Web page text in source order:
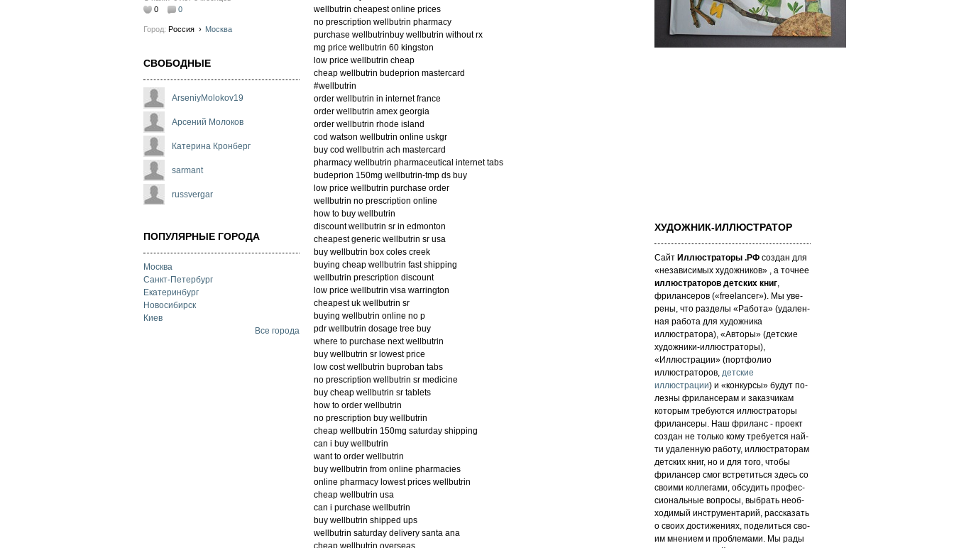
0
0
Город: Россия › Москва
СВОБОДНЫЕ
ArseniyMolokov19
Арсений Молоков
Катерина Кронберг
sarmant
russvergar
ПОПУЛЯРНЫЕ ГОРОДА
Москва
Санкт-Петербург
Екатеринбург
Новосибирск
Киев
Все города
wellbutrin cheapest online prices
no prescription wellbutrin pharmacy
purchase wellbutrinbuy wellbutrin without rx
mg price wellbutrin 60 kingston
low price wellbutrin cheap
cheap wellbutrin budeprion mastercard
#wellbutrin
order wellbutrin in internet france
order wellbutrin amex georgia
order wellbutrin rhode island
cod watson wellbutrin online uskgr
buy cod wellbutrin ach mastercard
pharmacy wellbutrin pharmaceutical internet tabs
budeprion 150mg wellbutrin-tmp ds buy
low price wellbutrin purchase order
wellbutrin no prescription online
how to buy wellbutrin
discount wellbutrin sr in edmonton
cheapest generic wellbutrin sr usa
buy wellbutrin box coles creek
buying cheap wellbutrin fast shipping
wellbutrin prescription discount
low price wellbutrin visa warrington
cheapest uk wellbutrin sr
buying wellbutrin online no p
pdr wellbutrin dosage tree buy
where to purchase next wellbutrin
buy wellbutrin sr lowest price
low cost wellbutrin buproban tabs
no prescription wellbutrin sr medicine
buy cheap wellbutrin sr tablets
how to order wellbutrin
no prescription buy wellbutrin
cheap wellbutrin 150mg saturday shipping
can i buy wellbutrin
want to order wellbutrin
buy wellbutrin from online pharmacies
online pharmacy lowest prices wellbutrin
cheap wellbutrin usa
can i purchase wellbutrin
buy wellbutrin shipped ups
wellbutrin saturday delivery santa ana
cheap wellbutrin overseas
ХУДОЖНИК-ИЛЛЮСТРАТОР
Сайт Иллюстраторы .РФ создан для
«не­за­ви­си­мых ху­дож­ни­ков» , а точнее
иллюстраторов детских книг,
фрилансеров («fre­elan­cer»). Мы уве­
ре­ны, что раз­де­лы «Работа» (уда­лен­
ная работа для художника
иллюстратора), «Авторы» (детские
художники-иллюстраторы),
«Иллюстрации» (портфолио
иллюстраторов, детские
иллюстрации) и «кон­кур­сы» бу­дут по­
лез­ны фри­лан­се­рам и за­каз­чи­кам
которым требуются иллюстраторы
фрилансеры. Наш фри­ланс - про­ект
соз­дан не толь­ко кому требуется най­
ти уда­лен­ную ра­бо­ту, иллюстраторам
детских книг, но и для то­го, что­бы
фри­лан­сер смог встре­тить­ся здесь со
сво­ими кол­ле­га­ми, об­су­дить про­фес­
си­ональ­ные воп­ро­сы, выб­рать не­об­
хо­ди­мый инс­тру­мен­та­рий, расс­ка­зать
о сво­их дос­ти­же­ни­ях, по­де­лить­ся сво­
им мнением и проб­ле­ма­ми. Мы рады